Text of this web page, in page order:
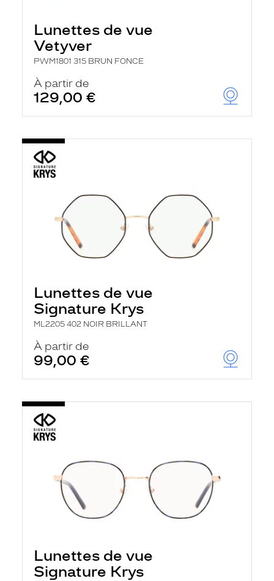
Lunettes de vue
Vetyver
PWM1801 315 BRUN FONCE
À partir de
129,00 €
Lunettes de vue
Signature Krys
ML2205 402 NOIR BRILLANT
À partir de
99,00 €
Lunettes de vue
Signature Krys